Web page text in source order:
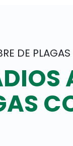
DE PLAGAS